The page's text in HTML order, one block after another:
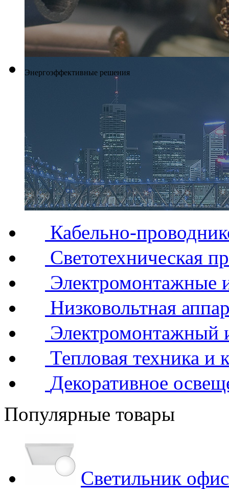
Энергоэффективные решения
Кабельно-
Светотехническая
Электромонтажные
Низковольтная
Электромонтажный
Тепловая техника и
Декоративное
Популярные товары
Светильник